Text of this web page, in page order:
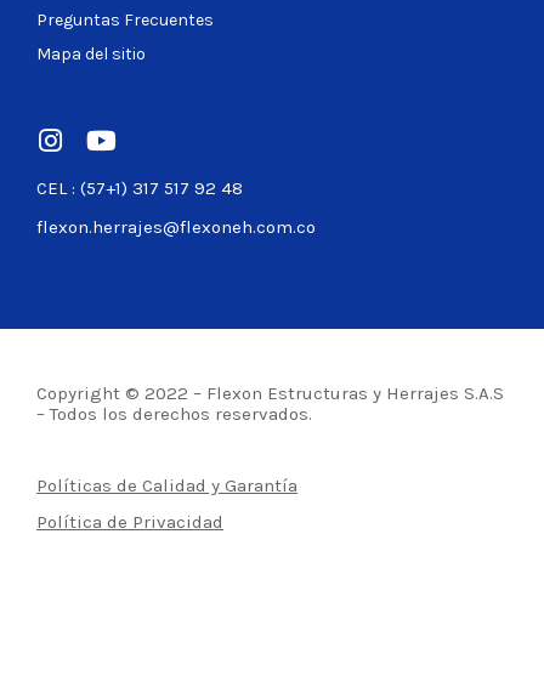
CEL : (57+1) 317 517 92 48
flexon.herrajes@flexoneh.com.co
Preguntas Frecuentes
Mapa del sitio
Copyright © 2022 – Flexon Estructuras y Herrajes S.A.S
– Todos los derechos reservados.
Políticas de Calidad y Garantía
Política de Privacidad